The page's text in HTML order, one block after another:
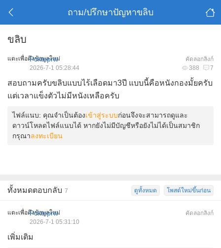
ถาม/ปรึกษาปัญหาขลิบ
ขลิบ
แตะเพื่อดึงข้อมูลใหม่ คัดลอกลิงก์
Pcktnprw
388 7
2026-7-1 05:28:44
สอบถามครับขลิบแบบไร้เลือดมา3ปี แบบนี้คือหนังกองมั้ยครับ
แต่เวลาแข็งตัวไม่มีหนังเหลือครับ
ไฟล์แนบ: คุณจำเป็นต้องเข้าสู่ระบบก่อนจึงจะสามารถดูและ
ดาวน์โหลดไฟล์แนบได้ หากยังไม่มีบัญชีหรือยังไม่ได้เป็นสมาชิก
กรุณาลงทะเบียน
โพสต์ใหม่ขึ้นก่อน
ดูทั้งหมด
ทั้งหมดตอบกลับ 7
แตะเพื่อดึงข้อมูลใหม่ คัดลอกลิงก์
Pcktnprw
2026-7-1 05:31:10
เพิ่มเติม